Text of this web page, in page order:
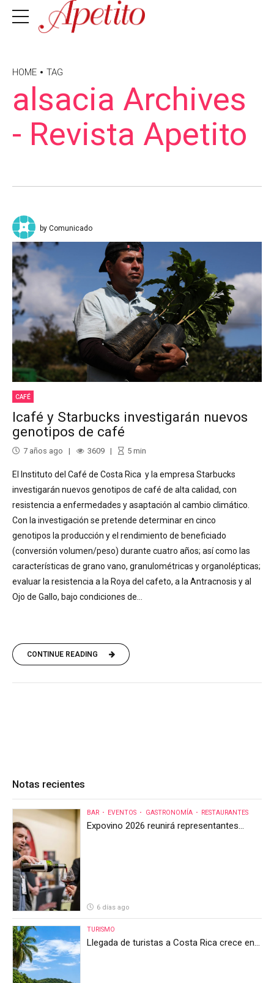
HOME TAG
alsacia Archives
- Revista Apetito
by Comunicado
CAFÉ
Icafé y Starbucks investigarán nuevos
genotipos de café
7 años ago 3609 5min
El Instituto del Café de Costa Rica y la empresa Starbucks
investigarán nuevos genotipos de café de alta calidad, con
resistencia a enfermedades y asaptación al cambio climático.
Con la investigación se pretende determinar en cinco
genotipos la producción y el rendimiento de beneficiado
(conversión volumen/peso) durante cuatro años; así como las
características de grano vano, granulométricas y organolépticas;
evaluar la resistencia a la Roya del cafeto, a la Antracnosis y al
Ojo de Gallo, bajo condiciones de...
CONTINUE READING
Notas recientes
BAR EVENTOS GASTRONOMÍA RESTAURANTES
Expovino 2026 reunirá representantes
6 días ago
TURISMO
Llegada de turistas a Costa Rica crece en